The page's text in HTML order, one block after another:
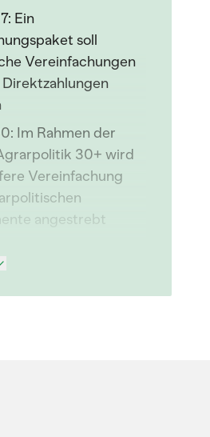
Ein
soll
Vereinfachungen
Im Rahmen der
30+ wird
Vereinfachung
angestrebt